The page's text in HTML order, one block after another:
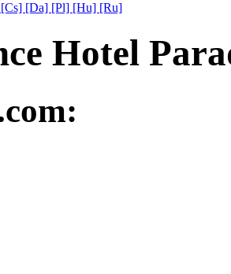
[Cs] [Da] [Pl] [Hu] [Ru]
Hotel